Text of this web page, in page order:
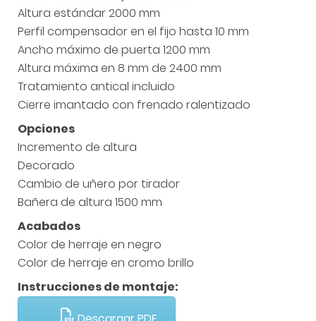
Altura estándar 2000 mm
Perfil compensador en el fijo hasta 10 mm
Ancho máximo de puerta 1200 mm
Altura máxima en 8 mm de 2400 mm
Tratamiento antical incluido
Cierre imantado con frenado ralentizado
Opciones
Incremento de altura
Decorado
Cambio de uñero por tirador
Bañera de altura 1500 mm
Acabados
Color de herraje en negro
Color de herraje en cromo brillo
Instrucciones de montaje: